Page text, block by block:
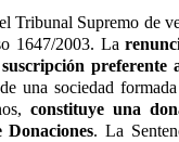
Tribunal Supremo de
1647/2003. La
preferente
de una sociedad
constituye una
Donaciones. La